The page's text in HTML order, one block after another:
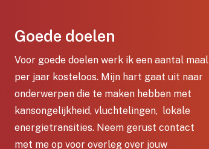
Goede doelen
Voor goede doelen werk ik een aantal maal
per jaar kosteloos. Mijn hart gaat uit naar
onderwerpen die te maken hebben met
kansongelijkheid, vluchtelingen, lokale
energietransities. Neem gerust contact
met me op voor overleg over jouw